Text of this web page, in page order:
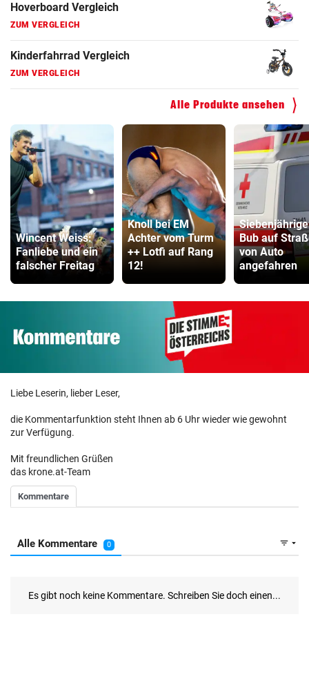
Hoverboard Vergleich
ZUM VERGLEICH
Kinderfahrrad Vergleich
ZUM VERGLEICH
Alle Produkte ansehen
Wincent Weiss:
Fanliebe und ein
falscher Freitag
Knoll bei EM
Achter vom Turm
++ Lotfi auf Rang
12!
Bub auf
von Auto
angefahren
Liebe Leserin, lieber Leser,
die Kommentarfunktion steht Ihnen ab 6 Uhr wieder wie gewohnt
zur Verfügung.
Mit freundlichen Grüßen
das krone.at-Team